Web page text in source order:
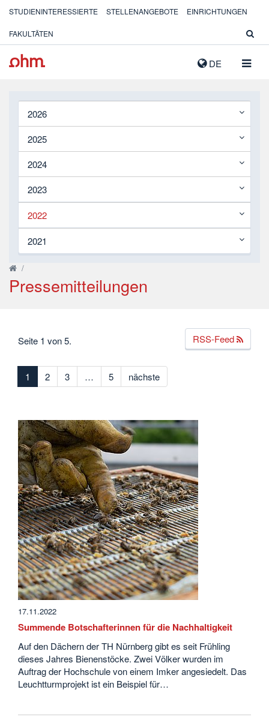
DE
STUDIENINTERESSIERTE STELLENANGEBOTE EINRICHTUNGEN
FAKULTÄTEN
2026
2025
2024
2023
2022
2021
/
Pressemitteilungen
RSS-Feed
Seite 1 von 5.
1 2 3 … 5 nächste
17.11.2022
Summende Botschafterinnen für die Nachhaltigkeit
Auf den Dächern der TH Nürnberg gibt es seit Frühling
dieses Jahres Bienenstöcke. Zwei Völker wurden im
Auftrag der Hochschule von einem Imker angesiedelt. Das
Leuchtturmprojekt ist ein Beispiel für…